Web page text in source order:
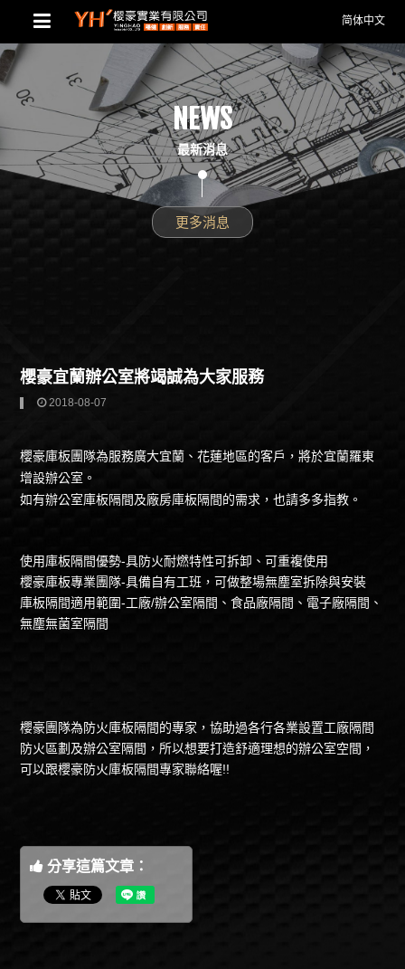
简体中文
NEWS
最新消息
更多消息
櫻豪宜蘭辦公室將竭誠為大家服務
2018-08-07
櫻豪庫板團隊為服務廣大宜蘭、花蓮地區的客戶，將於宜蘭羅東
增設辦公室。
如有辦公室庫板隔間及廠房庫板隔間的需求，也請多多指教。
使用庫板隔間優勢-具防火耐燃特性可拆卸、可重複使用
櫻豪庫板專業團隊-具備自有工班，可做整場無塵室拆除與安裝
庫板隔間適用範圍-工廠/辦公室隔間、食品廠隔間、電子廠隔間、
無塵無菌室隔間
櫻豪團隊為防火庫板隔間的專家，協助過各行各業設置工廠隔間
防火區劃及辦公室隔間，所以想要打造舒適理想的辦公室空間，
可以跟櫻豪防火庫板隔間專家聯絡喔!!
分享這篇文章：